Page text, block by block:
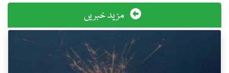
مزید خبریں